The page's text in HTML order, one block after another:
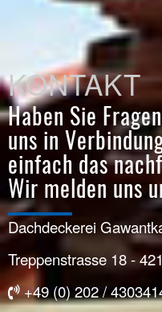
KONTAKT
Haben Sie
uns in
einfach das
Wir melden uns
Dachdeckerei
Treppenstrasse 18 -
+49 (0) 202 /